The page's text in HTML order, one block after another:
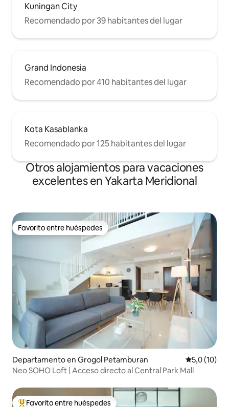
Kuningan City
Recomendado por 39 habitantes del lugar
Grand Indonesia
Recomendado por 410 habitantes del lugar
Kota Kasablanka
Recomendado por 125 habitantes del lugar
Otros alojamientos para vacaciones
excelentes en Yakarta Meridional
Favorito entre huéspedes
Favorito entre huéspedes
Departamento en Grogol Petamburan Calificación
5,0 (10)
Neo SOHO Loft | Acceso directo al Central Park Mall
Favorito entre huéspedes